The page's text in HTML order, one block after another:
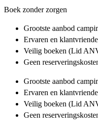
Boek zonder zorgen
Grootste aanbod
Ervaren en
Veilig boeken (Lid
Geen
Grootste aanbod
Ervaren en
Veilig boeken (Lid
Geen